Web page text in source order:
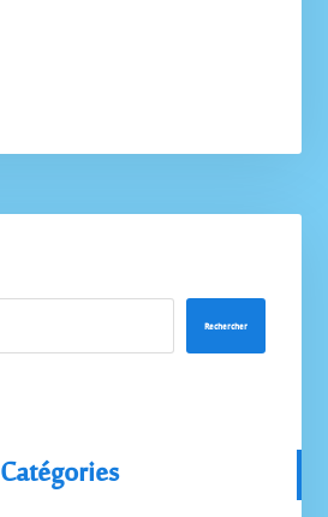
Rechercher
Catégories